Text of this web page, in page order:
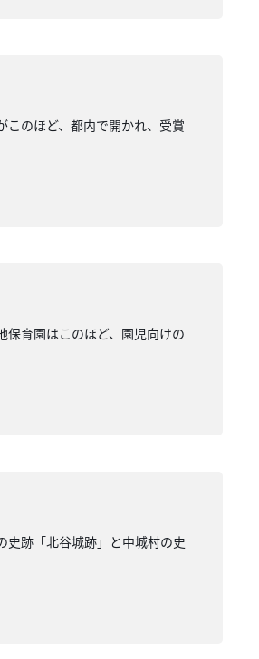
のほど、都内で開かれ、受賞
保育園はこのほど、園児向けの
史跡「北谷城跡」と中城村の史